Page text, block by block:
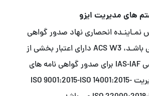
های مدیریت ایزو
انحصاری نهاد صدور گواهی
نامه ACS W3 می باشـد، ACS W3 دارای اعتبار بخشی از
مرجع اعتبار بخشی IAS-IAF برای صدور گواهی نامه های
سیستم های مدیریت ISO 9001:2015-ISO 14001:2015-